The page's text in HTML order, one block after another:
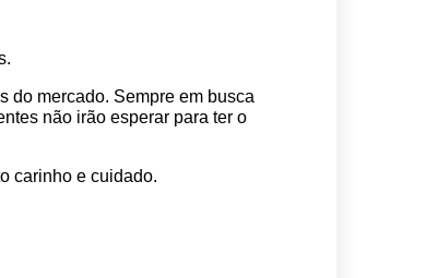
do mercado. Sempre em busca
não irão esperar para ter o
carinho e cuidado.